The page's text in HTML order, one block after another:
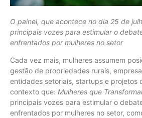
O painel, que acontece no dia 25 de
principais vozes para estimular o
enfrentados por mulheres no setor
Cada vez mais, mulheres assumem
gestão de propriedades rurais,
entidades setoriais, startups e projetos
contexto que: Mulheres que
principais vozes para estimular o
enfrentados por mulheres no setor,